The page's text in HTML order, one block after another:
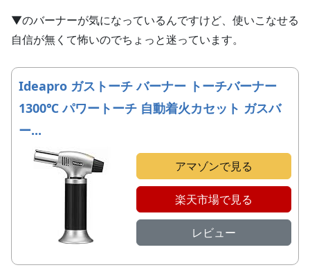
▼のバーナーが気になっているんですけど、使いこなせる
自信が無くて怖いのでちょっと迷っています。
Ideapro ガストーチ バーナー トーチバーナー
1300℃ パワートーチ 自動着火カセット ガスバ
ー...
アマゾンで見る
楽天市場で見る
レビュー